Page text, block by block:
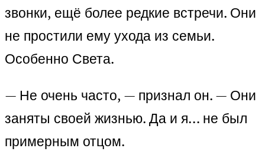
звонки, ещё более редкие встречи. Они
не простили ему ухода из семьи.
Особенно Света.
— Не очень часто, — признал он. — Они
заняты своей жизнью. Да и я… не был
примерным отцом.